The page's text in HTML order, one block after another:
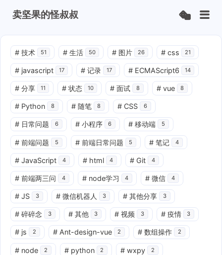
卖坚果的怪叔叔
# 技术 51 # 生活 50 # 图片 26 # css 21
# javascript 17 # 记录 17 # ECMAScript6 14
# 分享 11 # 状态 10 # 面试 8 # vue 8
# Python 8 # 随笔 8 # CSS 6
# 日常问题 6 # 小程序 6 # 移动端 5
# 前端问题 5 # 前端日常问题 5 # 笔记 4
# JavaScript 4 # html 4 # Git 4
# 前端两三问 4 # node学习 4 # 微信 4
# JS 3 # 微信机器人 3 # 其他分享 3
# 碎碎念 3 # 其他 3 # 视频 3 # 疫情 3
# js 2 # Ant-design-vue 2 # 数组操作 2
# node 2 # python 2 # wxpy 2